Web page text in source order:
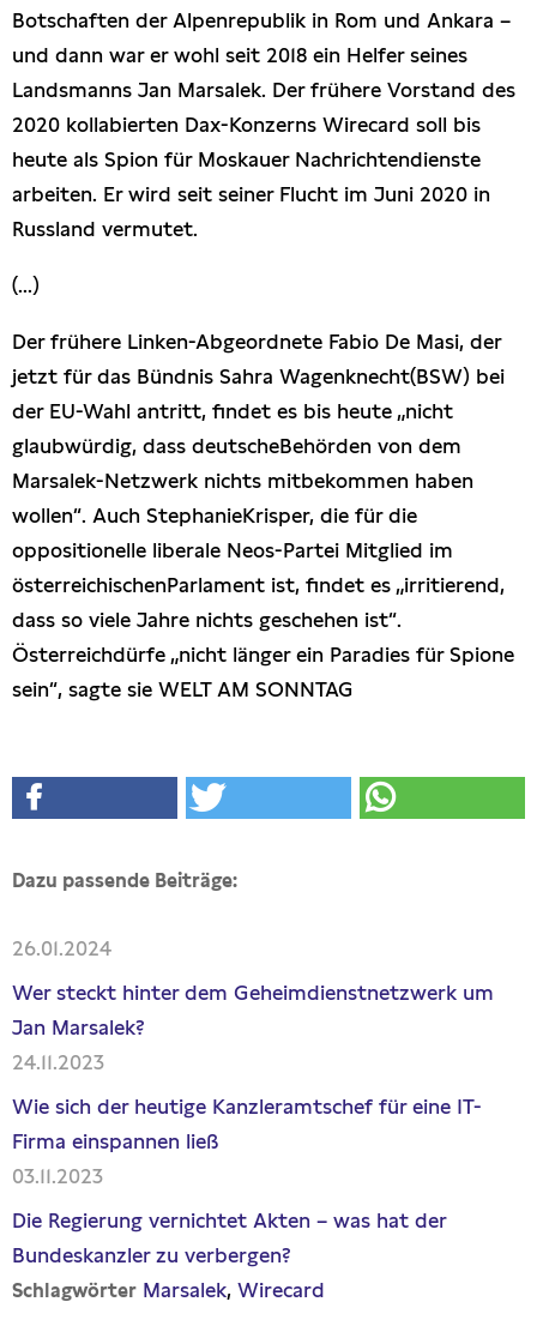
Botschaften der Alpenrepublik in Rom und Ankara –
und dann war er wohl seit 2018 ein Helfer seines
Landsmanns Jan Marsalek. Der frühere Vorstand des
2020 kollabierten Dax-Konzerns Wirecard soll bis
heute als Spion für Moskauer Nachrichtendienste
arbeiten. Er wird seit seiner Flucht im Juni 2020 in
Russland vermutet.
(...)
Der frühere Linken-Abgeordnete Fabio De Masi, der
jetzt für das Bündnis Sahra Wagenknecht(BSW) bei
der EU-Wahl antritt, findet es bis heute „nicht
glaubwürdig, dass deutscheBehörden von dem
Marsalek-Netzwerk nichts mitbekommen haben
wollen“. Auch StephanieKrisper, die für die
oppositionelle liberale Neos-Partei Mitglied im
österreichischenParlament ist, findet es „irritierend,
dass so viele Jahre nichts geschehen ist“.
Österreichdürfe „nicht länger ein Paradies für Spione
sein“, sagte sie WELT AM SONNTAG
Dazu passende Beiträge:
26.01.2024
Wer steckt hinter dem Geheimdienstnetzwerk um
Jan Marsalek?
24.11.2023
Wie sich der heutige Kanzleramtschef für eine IT-
Firma einspannen ließ
03.11.2023
Die Regierung vernichtet Akten – was hat der
Bundeskanzler zu verbergen?
Schlagwörter Marsalek Wirecard